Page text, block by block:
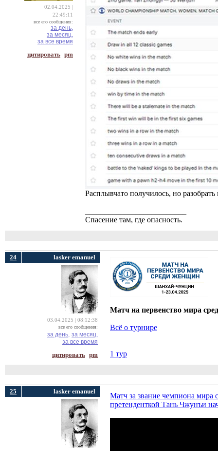
02.04.2025 |
22:49:11
все его сообщения:
за день,
за месяц,
за все время
цитировать pm
Расплывчато получилось, но
Спасение там, где опасность.
24 lasker emanuel
03.04.2025 | 08:12:38
все его сообщения:
за день, за месяц,
за все время
цитировать pm
Матч на первенство мира
Всё о турнире
1 тур
25 lasker emanuel
Матч за звание чемпиона
претенденткой Тань Чжунъи